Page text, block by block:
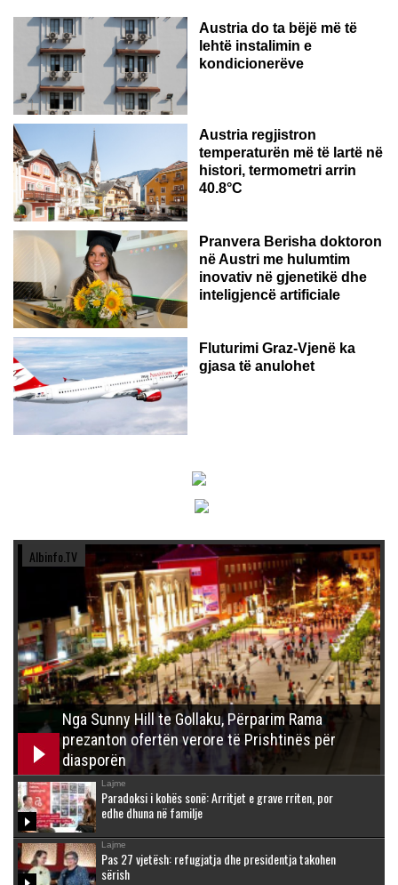
Austria do ta bëjë më të
lehtë instalimin e
kondicionerëve
Austria regjistron
temperaturën më të lartë në
histori, termometri arrin
40.8°C
AUSTRI
Pranvera Berisha doktoron
në Austri me hulumtim
inovativ në gjenetikë dhe
inteligjencë artificiale
Fluturimi Graz-Vjenë ka
gjasa të anulohet
Albinfo.TV
Nga Sunny Hill te Gollaku, Përparim Rama
prezanton ofertën verore të Prishtinës për
diasporën
Lajme
Paradoksi i kohës sonë: Arritjet e grave rriten, por
edhe dhuna në familje
Lajme
Pas 27 vjetësh: refugjatja dhe presidentja takohen
sërish